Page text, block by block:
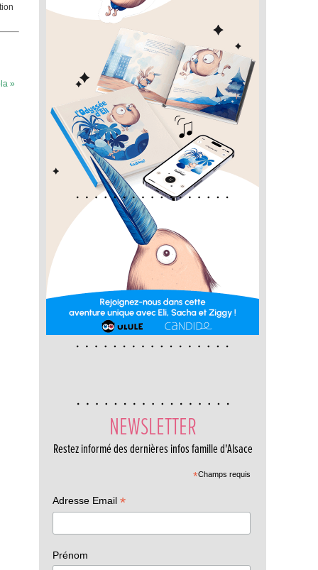
»
NEWSLETTER
Restez informé des dernières infos famille d'Alsace
*Champs requis
Adresse Email *
Prénom